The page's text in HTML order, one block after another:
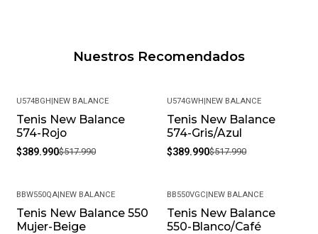
Nuestros Recomendados
-25%
U574BGH|NEW BALANCE
Tenis New Balance
574-Rojo
$389.990$517.990
-25%
U574GWH|NEW BALANCE
Tenis New Balance
574-Gris/Azul
$389.990$517.990
-30%
BBW550QA|NEW BALANCE
Tenis New Balance 550
Mujer-Beige
-24%
BB550VGC|NEW BALANCE
Tenis New Balance
550-Blanco/Café